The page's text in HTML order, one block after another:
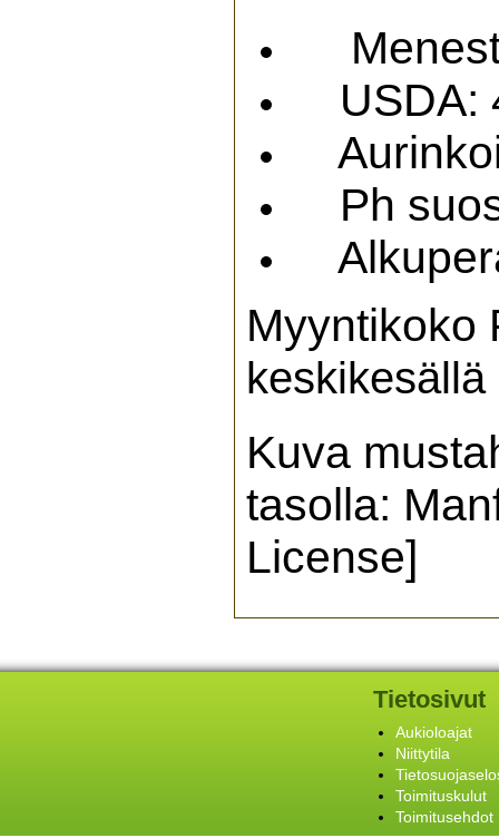
USDA:
Ph
Myyntikoko
keskikesällä
Kuva
tasolla:
License]
Tietosivut
Aukioloajat
Niittytila
Toimituskulut
Toimitusehdot